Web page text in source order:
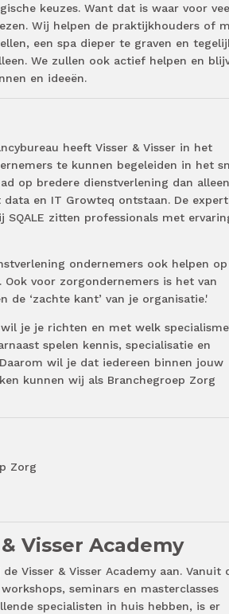
keuzes. Want dat is waar voor
Wij helpen de praktijkhouders of
een spa dieper te graven en
We zullen ook actief helpen en
en ideeën.
heeft Visser & Visser in het
te kunnen begeleiden in het
op bredere dienstverlening dan alleen
en IT Growteq ontstaan. De
zitten professionals met
ondernemers ook helpen
voor zorgondernemers is het van
‘zachte kant’ van je organisatie.'
je je richten en met welk
spelen kennis, specialisatie en
wil je dat iedereen binnen jouw
kunnen wij als Branchegroep Zorg
Zorg
Visser Academy
Visser & Visser Academy aan. Vanuit
seminars en masterclasses
specialisten in huis hebben, is er